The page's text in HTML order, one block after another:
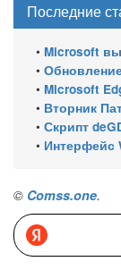
Последние
• Microsoft
• Обновление
• Microsoft Edge откажется
• Вторник Патчей, 11 августа
• Скрипт deGDID
• Интерфейс Windows
© Comss.one.